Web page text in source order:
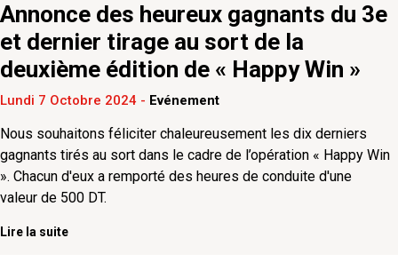
Annonce des heureux gagnants du 3e
et dernier tirage au sort de la
deuxième édition de « Happy Win »
Lundi 7 Octobre 2024 - Evénement
Nous souhaitons féliciter chaleureusement les dix derniers
gagnants tirés au sort dans le cadre de l’opération « Happy Win
». Chacun d'eux a remporté des heures de conduite d'une
valeur de 500 DT.
Lire la suite